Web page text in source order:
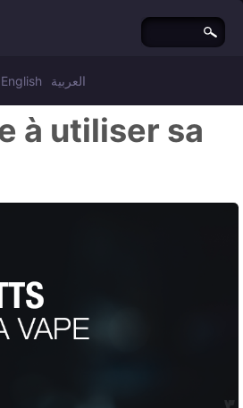
English العربية
à utiliser sa